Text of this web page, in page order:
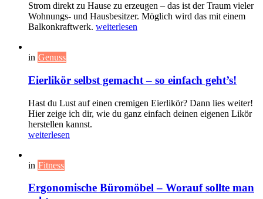
Strom direkt zu Hause zu erzeugen – das ist der Traum vieler
Wohnungs- und Hausbesitzer. Möglich wird das mit einem
Balkonkraftwerk. weiterlesen
in Genuss
Eierlikör selbst gemacht – so einfach geht’s!
Hast du Lust auf einen cremigen Eierlikör? Dann lies weiter!
Hier zeige ich dir, wie du ganz einfach deinen eigenen Likör
herstellen kannst.
weiterlesen
in Fitness
Ergonomische Büromöbel – Worauf sollte man